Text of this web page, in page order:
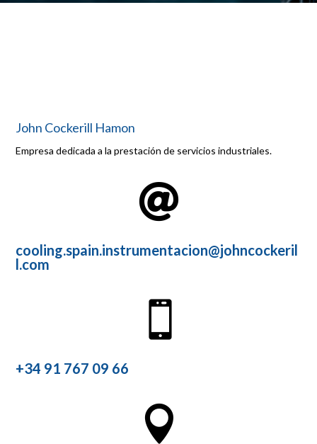
John Cockerill Hamon
Empresa dedicada a la prestación de servicios industriales.

cooling.spain.instrumentacion@johncockeril
l.com

+34 91 767 09 66
